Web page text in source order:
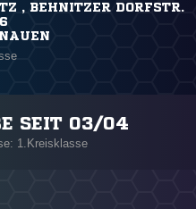
, BEHNITZER DORFSTR. 1
SEIT 03/04
1.Kreisklasse